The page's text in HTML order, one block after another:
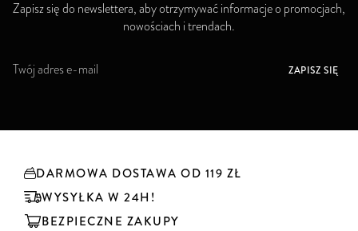
Zapisz się do newslettera, aby otrzymywać informacje o promocjach,
nowościach i trendach.
S
k
ZAPISZ SIĘ
DARMOWA DOSTAWA OD 119 ZŁ
WYSYŁKA W 24H!
BEZPIECZNE ZAKUPY